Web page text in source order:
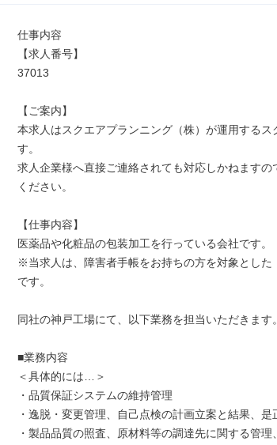
仕事内容
【求人番号】
37013
【ご案内】
本求人はスクエアプランニング（株）が運用するス
す。
求人企業様へ直接ご連絡されても対応しかねますの
ください。
【仕事内容】
医薬品や化粧品の包装加工を行っている会社です。
※当求人は、障害者手帳をお持ちの方を対象とした
です。
同社の神戸工場にて、以下業務を担当いただきます。
■業務内容
＜具体的には…＞
・品質保証システムの維持管理
・逸脱・変更管理、自己点検の計画立案と結果、是
・製品品質の照査、原材料等の調達先に関する管